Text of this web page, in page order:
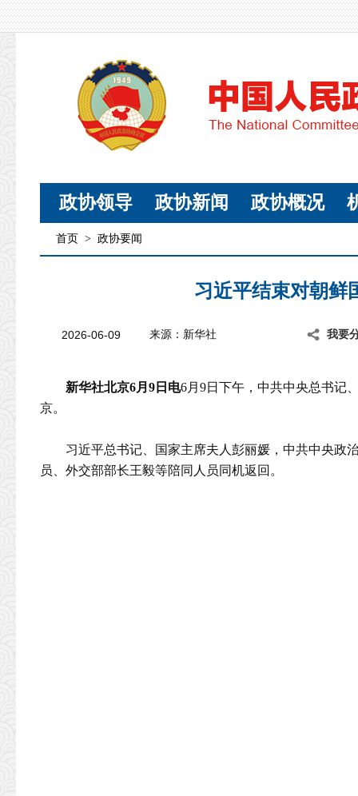
政协领导 政协新闻 政协概况
首页 > 政协要闻
习近平结束对朝鲜
2026-06-09 来源：新华社 我要
新华社北京6月9日电6月9日下午，中共中央总书记
京。
习近平总书记、国家主席夫人彭丽媛，中共中央政
员、外交部部长王毅等陪同人员同机返回。